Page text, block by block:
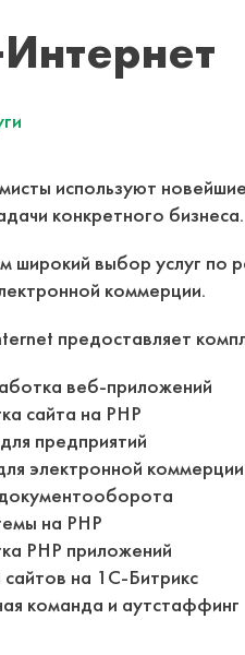
используют
конкретного бизнеса.
широкий выбор услуг по
коммерции.
предоставляет
веб-приложений
сайта на PHP
предприятий
электронной коммерции
на PHP
PHP приложений
на 1С-Битрикс
команда и аутстаффинг